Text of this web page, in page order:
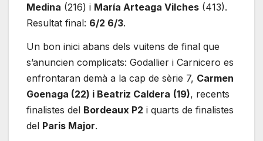
Medina (216) i María Arteaga Vilches (413).
Resultat final: 6/2 6/3.
Un bon inici abans dels vuitens de final que
s’anuncien complicats: Godallier i Carnicero es
enfrontaran demà a la cap de sèrie 7, Carmen
Goenaga (22) i Beatriz Caldera (19), recents
finalistes del Bordeaux P2 i quarts de finalistes
del Paris Major.